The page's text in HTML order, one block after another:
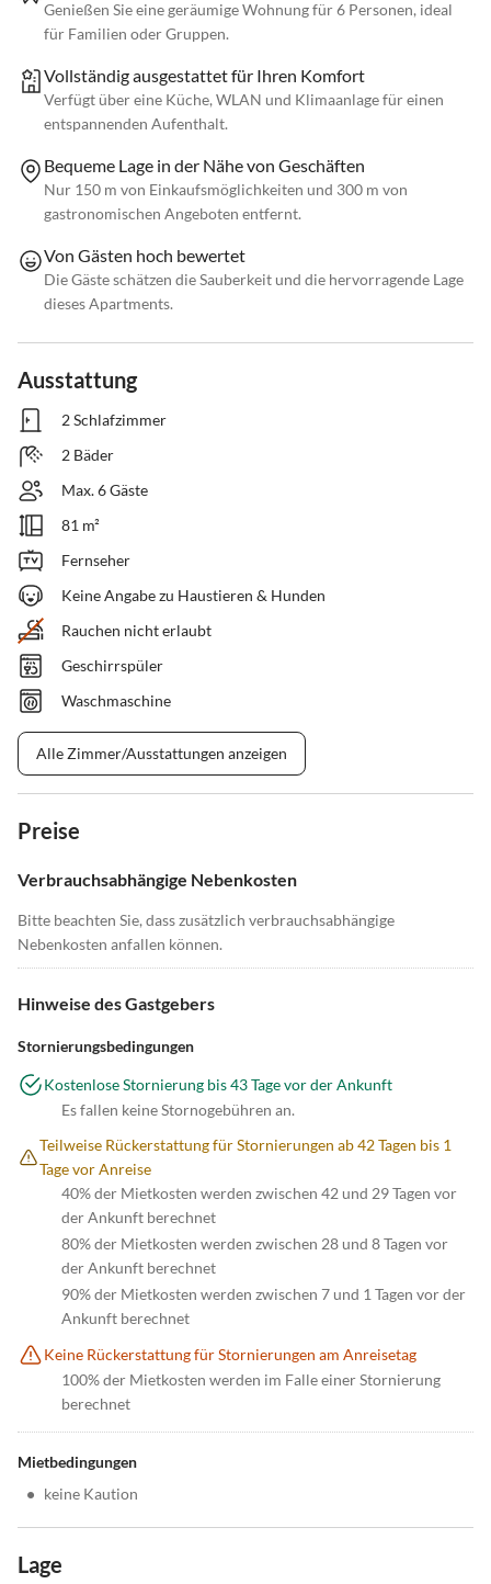
Genießen Sie eine geräumige Wohnung für 6 Personen, ideal
für Familien oder Gruppen.
Vollständig ausgestattet für Ihren Komfort
Verfügt über eine Küche, WLAN und Klimaanlage für einen
entspannenden Aufenthalt.
Bequeme Lage in der Nähe von Geschäften
Nur 150 m von Einkaufsmöglichkeiten und 300 m von
gastronomischen Angeboten entfernt.
Von Gästen hoch bewertet
Die Gäste schätzen die Sauberkeit und die hervorragende Lage
dieses Apartments.
Ausstattung
2 Schlafzimmer
2 Bäder
Max. 6 Gäste
81 m²
Fernseher
Keine Angabe zu Haustieren & Hunden
Rauchen nicht erlaubt
Geschirrspüler
Waschmaschine
Alle Zimmer/Ausstattungen anzeigen
Preise
Verbrauchsabhängige Nebenkosten
Bitte beachten Sie, dass zusätzlich verbrauchsabhängige
Nebenkosten anfallen können.
Hinweise des Gastgebers
Stornierungsbedingungen
Kostenlose Stornierung bis 43 Tage vor der Ankunft
Es fallen keine Stornogebühren an.
Teilweise Rückerstattung für Stornierungen ab 42 Tagen bis 1
Tage vor Anreise
40% der Mietkosten werden zwischen 42 und 29 Tagen vor
der Ankunft berechnet
80% der Mietkosten werden zwischen 28 und 8 Tagen vor
der Ankunft berechnet
90% der Mietkosten werden zwischen 7 und 1 Tagen vor der
Ankunft berechnet
Keine Rückerstattung für Stornierungen am Anreisetag
100% der Mietkosten werden im Falle einer Stornierung
berechnet
Mietbedingungen
• keine Kaution
Lage